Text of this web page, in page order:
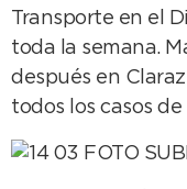
Transporte en el
toda la semana.
después en
todos los casos de